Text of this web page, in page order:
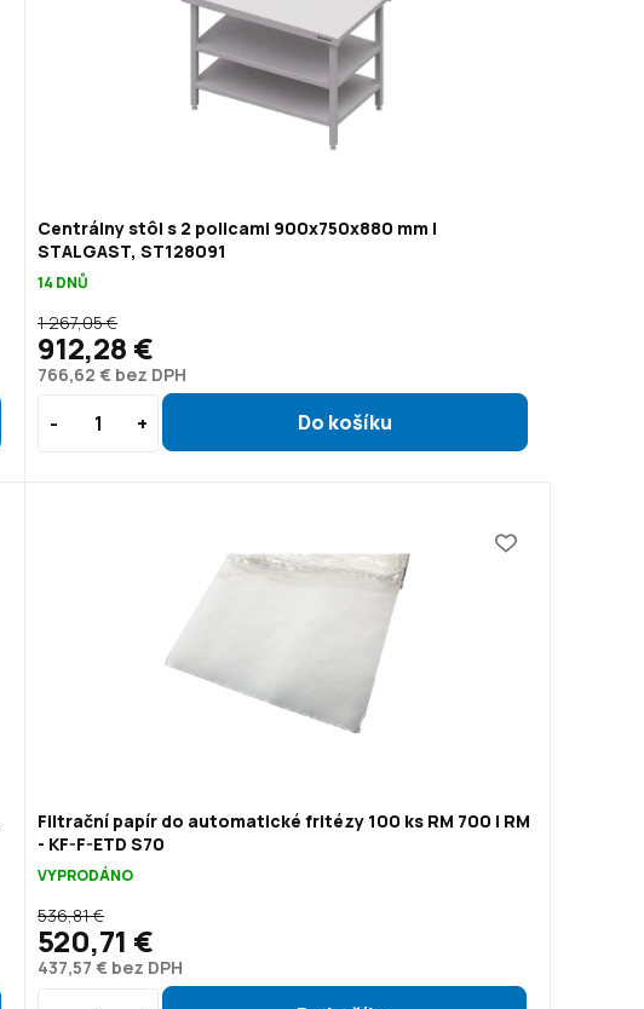
Centrálny stôl s 2 policami 900x750x880 mm |
STALGAST, ST128091
14 DNŮ
766,62 € bez DPH
1 267,05 €
912,28 €
Filtrační papír do automatické fritézy 100 ks RM 700 | RM
- KF-F-ETD S70
VYPRODÁNO
437,57 € bez DPH
536,81 €
520,71 €